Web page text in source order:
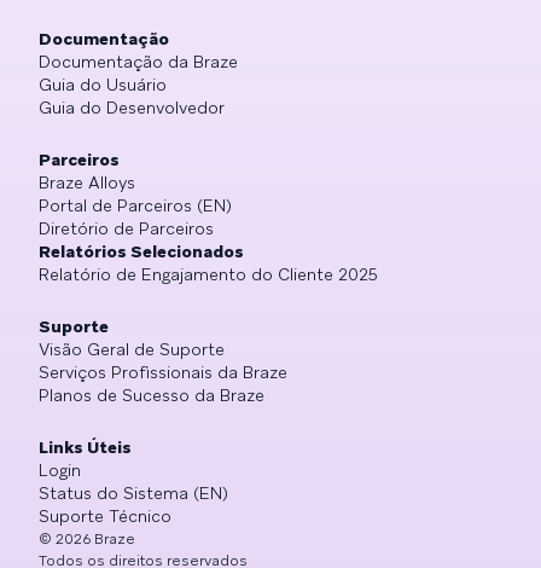
Documentação
Documentação da Braze
Guia do Usuário
Guia do Desenvolvedor
Parceiros
Braze Alloys
Portal de Parceiros (EN)
Diretório de Parceiros
Relatórios Selecionados
Relatório de Engajamento do Cliente 2025
Suporte
Visão Geral de Suporte
Serviços Profissionais da Braze
Planos de Sucesso da Braze
Links Úteis
Login
Status do Sistema (EN)
Suporte Técnico
© 2026 Braze
Todos os direitos reservados